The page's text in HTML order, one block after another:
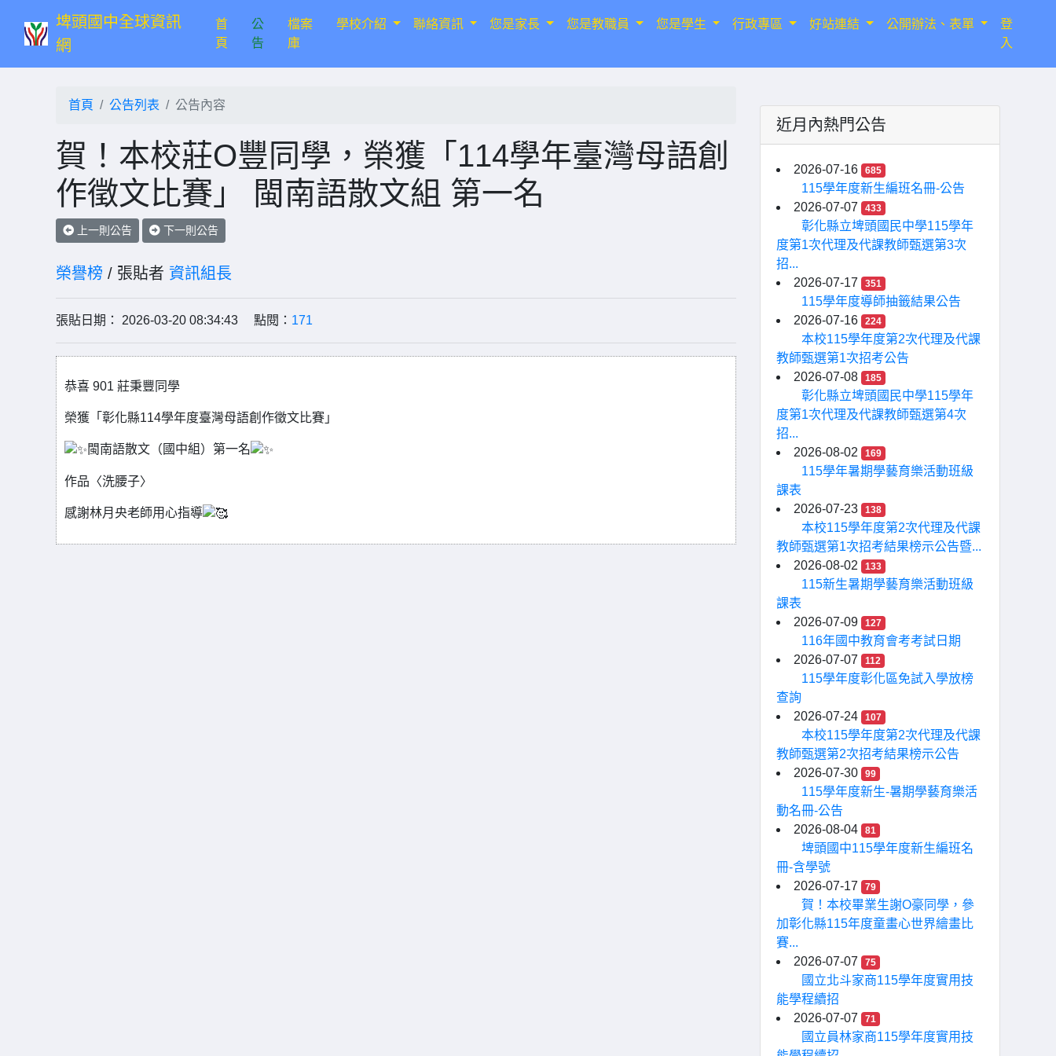
埤頭國中全球資訊
網
首
頁(current)
公
告
檔案
庫
學校介紹 聯絡資訊 您是家長 您是教職員 您是學生 行政專區 好站連結 公開辦法、表單
登
入
首頁 公告列表 公告內容
賀！本校莊O豐同學，榮獲「114學年臺灣母語創
作徵文比賽」 閩南語散文組 第一名
上一則公告 下一則公告
榮譽榜 / 張貼者 資訊組長
張貼日期： 2026-03-20 08:34:43 點閱： 171
恭喜 901 莊秉豐同學
榮獲「彰化縣114學年度臺灣母語創作徵文比賽」
閩南語散文（國中組）第一名
作品〈洗腰子〉
感謝林月央老師用心指導
近月內熱門公告
2026-07-16 685
115學年度新生編班名冊-公告
2026-07-07
433
彰化縣立埤頭國民中學115學年
度第1次代理及代課教師甄選第3次
招...
2026-07-17
351
115學年度導師抽籤結果公告
2026-07-16
224
本校115學年度第2次代理及代課
教師甄選第1次招考公告
2026-07-08
185
彰化縣立埤頭國民中學115學年
度第1次代理及代課教師甄選第4次
招...
2026-08-02
169
115學年暑期學藝育樂活動班級
課表
2026-07-23
138
本校115學年度第2次代理及代課
教師甄選第1次招考結果榜示公告暨...
2026-08-02
133
115新生暑期學藝育樂活動班級
課表
2026-07-09
127
116年國中教育會考考試日期
2026-07-07
112
115學年度彰化區免試入學放榜
查詢
2026-07-24
107
本校115學年度第2次代理及代課
教師甄選第2次招考結果榜示公告
2026-07-30
99
115學年度新生-暑期學藝育樂活
動名冊-公告
2026-08-04
81
埤頭國中115學年度新生編班名
冊-含學號
2026-07-17
79
賀！本校畢業生謝O豪同學，參
加彰化縣115年度童畫心世界繪畫比
賽...
2026-07-07
75
國立北斗家商115學年度實用技
能學程續招
2026-07-07
71
國立員林家商115學年度實用技